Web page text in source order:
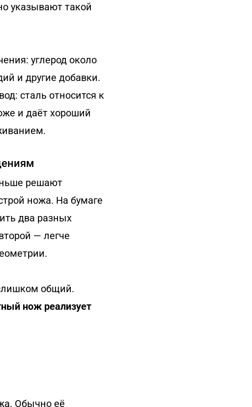
указывают такой
углерод около
и другие добавки.
сталь относится к
и даёт хороший
решают
ножа. На бумаге
два разных
— легче
общий.
нож реализует
Обычно её